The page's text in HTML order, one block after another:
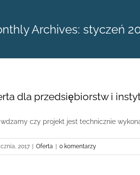
Archives: styczeń
dla przedsiębiorstw i
czy projekt jest technicznie
2017 Oferta 0 komentarzy